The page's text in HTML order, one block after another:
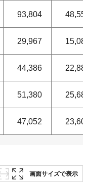
93,804
29,967
44,386
51,380
47,052
画面サイズで表示